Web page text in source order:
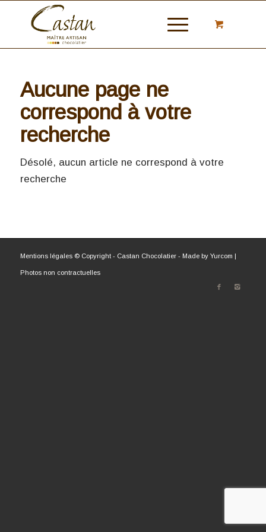
Aucune page ne
correspond à votre
recherche
Désolé, aucun article ne correspond à votre
recherche
Mentions légales© Copyright - Castan Chocolatier - Made by Yurcom |
Photos non contractuelles